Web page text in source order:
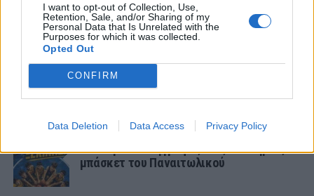
I want to opt-out of Collection, Use,
Retention, Sale, and/or Sharing of my
Personal Data that Is Unrelated with the
Purposes for which it was collected.
Opted Out
CONFIRM
Data Deletion Data Access Privacy Policy
Στον ΑΠΟΕΛ ο Πέρες
Δύο… «κολλητάρια» στον Παναιτωλικό!
ΕΡΑΣΙΤΕΧΝΗΣ
Ξεκίνησαν οι εγγραφές στις ακαδημίες
μπάσκετ του Παναιτωλικού